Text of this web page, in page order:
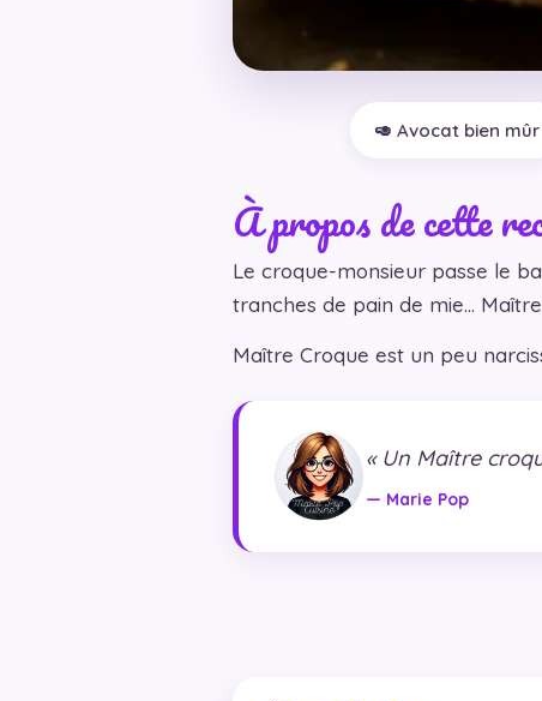
🥑 Avocat bien mûr
À propos de cette
Le croque-monsieur passe le
tranches de pain de mie…
Maître Croque est un peu
« Un Maître
— Marie Pop